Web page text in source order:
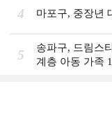
4 마포구, 중장년
5
송파구, 드림스
계층 아동 가족